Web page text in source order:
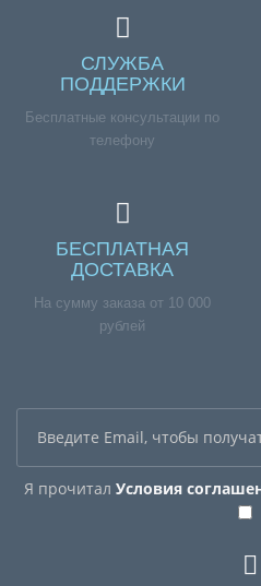
СЛУЖБА
ПОДДЕРЖКИ
Бесплатные консультации по
телефону
БЕСПЛАТНАЯ
ДОСТАВКА
На сумму заказа от 10 000
рублей
Я прочитал Условия